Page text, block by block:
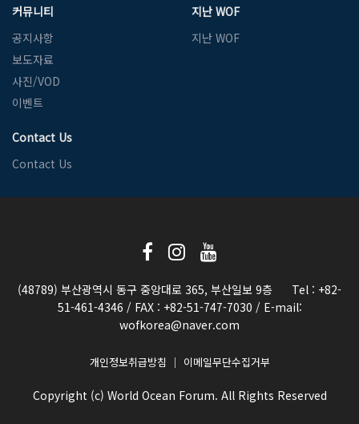
커뮤니티
공지사항
보도자료
사진/VOD
이벤트
지난 WOF
지난 WOF
Contact Us
Contact Us
(48789) 부산광역시 동구 중앙대로 365, 부산일보 9층
Tel : +82-
51­-461-4346 / FAX : +82-51­-747-7030 / E-mail:
wofkorea@naver.com
개인정보취급방침 ｜ 이메일무단수집거부
Copyright (c) World Ocean Forum. All Rights Reserved